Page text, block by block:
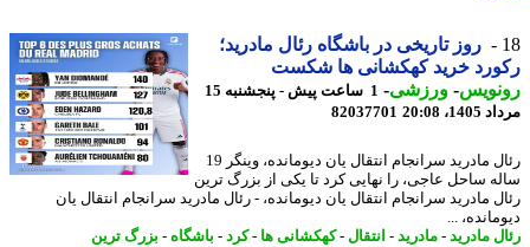
روز تاریخی در باشگاه رئال مادرید؛
خرید کهکشانی ها شکست
-ورزشی-
1 ساعت پیش - پنجشنبه 15
20:08
82037701
رئال مادرید سرانجام انتقال یان دیومانده، وینگر 19
ساحل عاجی، را نهایی کرد تا یکی از بزرگ ترین
مادرید سرانجام انتقال یان دیومانده، - رئال مادرید سرانجام انتقال یان
...
مادرید- مادرید- انتقال-کهکشانی ها- کرد-باشگاه-بزرگ ترین